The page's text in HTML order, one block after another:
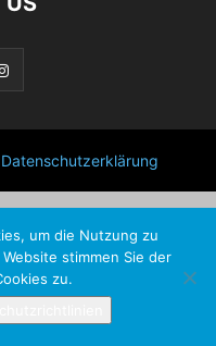
Datenschutzerklärung
um die Nutzung zu
stimmen Sie der
zu.